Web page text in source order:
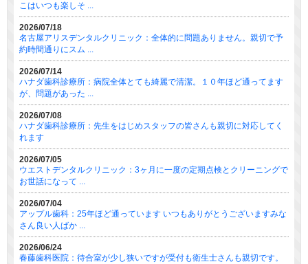
こはいつも楽しそ ...
2026/07/18
名古屋アリスデンタルクリニック：全体的に問題ありません。親切で予
約時間通りにスム ...
2026/07/14
ハナダ歯科診療所：病院全体とても綺麗で清潔。１０年ほど通ってます
が、問題があった ...
2026/07/08
ハナダ歯科診療所：先生をはじめスタッフの皆さんも親切に対応してく
れます
2026/07/05
ウエストデンタルクリニック：3ヶ月に一度の定期点検とクリーニングで
お世話になって ...
2026/07/04
アップル歯科：25年ほど通っています いつもありがとうございますみな
さん良い人ばか ...
2026/06/24
春藤歯科医院：待合室が少し狭いですが受付も衛生士さんも親切です。